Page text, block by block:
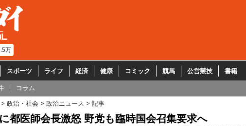
万
スポーツ ライフ 経済 健康 コミック 競馬 公営競技 書籍
コラム
政治・社会 政治ニュース 記事
都医師会長激怒 野党も臨時国会召集要求へ